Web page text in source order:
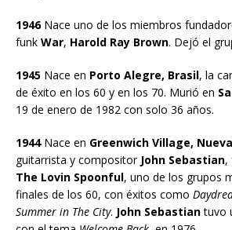
1946Nace uno de los miembros
funk War, Harold Ray Brown. Dejó el
1945 Nace en Porto Alegre, Brasil, la
de éxito en los 60 y en los 70. Murió en
19 de enero de 1982 con solo 36 años.
1944Nace en Greenwich Village,
guitarrista y compositorJohn Sebastian,
The Lovin Spoonful, uno de los grupos
finales de los 60, con éxitos como
Summer in The City. John Sebastiantuvo